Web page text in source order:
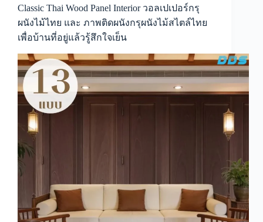
ผนัง
ไม้
แกะ
ไทย
และ
Traditional
wood
panel
ตัว
ตน
ชัดเจน
Classic Thai Wood Panel Interior วอลเปเปอร์กรุ
ผนังไม้ไทย และ ภาพติดผนังกรุผนังไม้สไตล์ไทย
เพื่อบ้านที่อยู่แล้วรู้สึกใจเย็น